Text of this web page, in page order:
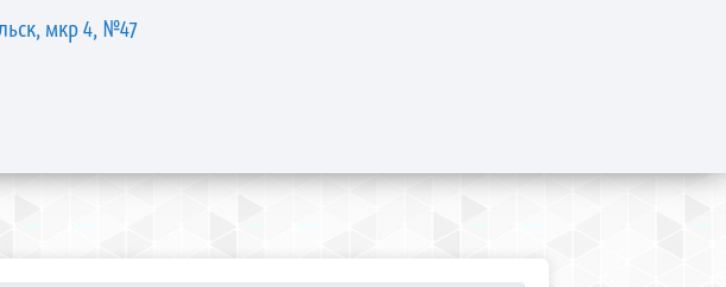
мкр 4, №47